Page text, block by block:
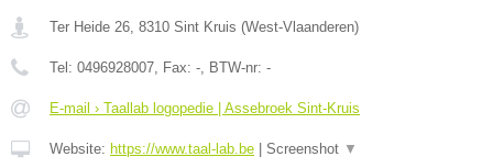
Ter Heide 26 8310 Sint Kruis (West-Vlaanderen)
Tel: 0496928007 , Fax: - , BTW-nr: -
E-mail › Taallab logopedie | Assebroek Sint-Kruis
Website: https://www.taal-lab.be | Screenshot ▼